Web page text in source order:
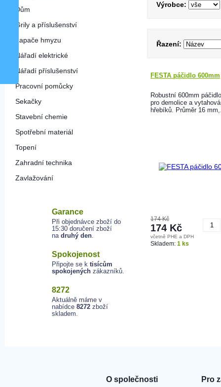
Dům
Grily a příslušenství
Lapače hmyzu
Nářadí elektrické
Nářadí příslušenství
Pracovní pomůcky
Sekačky
Stavební chemie
Spotřební materiál
Topení
Zahradní technika
Zavlažování
Garance
Při objednávce zboží do
15:30 doručení zboží
na druhý den.
Spokojenost
Připojte se k tisícům
spokojených zákazníků.
8272
Aktuálně máme v
nabídce 8272 zboží
skladem.
Výrobce:
Řazení:
FESTA páčidlo 600mm
Robustní 600mm
pro demolice a
hřebíků. Průměr 16
174 Kč
174 Kč
včetně PHE a DPH
Skladem: 1 ks
O společnosti Pro